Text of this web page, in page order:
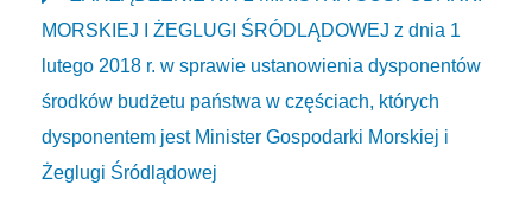
MORSKIEJ I ŻEGLUGI ŚRÓDLĄDOWEJ z dnia 1
lutego 2018 r. w sprawie ustanowienia dysponentów
środków budżetu państwa w częściach, których
dysponentem jest Minister Gospodarki Morskiej i
Żeglugi Śródlądowej